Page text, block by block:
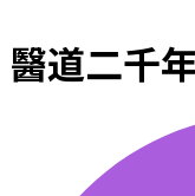
醫道二千